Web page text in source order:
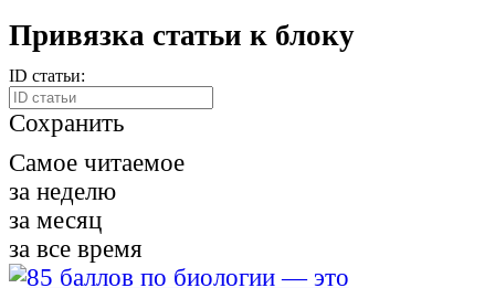
Привязка статьи к блоку
ID статьи:
Сохранить
Самое читаемое
за неделю
за месяц
за все время